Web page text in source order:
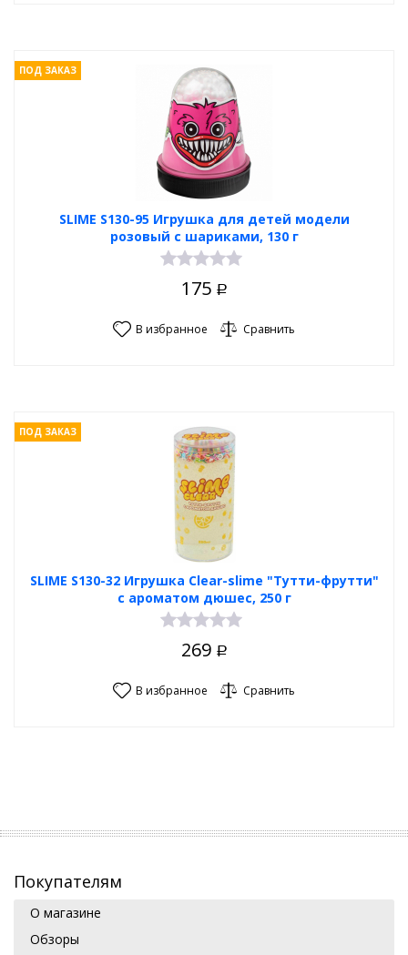
SLIME S130-95 Игрушка для детей модели
розовый с шариками, 130 г
ПОД ЗАКАЗ
175 Р
В избранное Сравнить
SLIME S130-32 Игрушка Clear-slime "Тутти-фрутти"
с ароматом дюшес, 250 г
ПОД ЗАКАЗ
269 Р
В избранное Сравнить
Покупателям
О магазине
Обзоры